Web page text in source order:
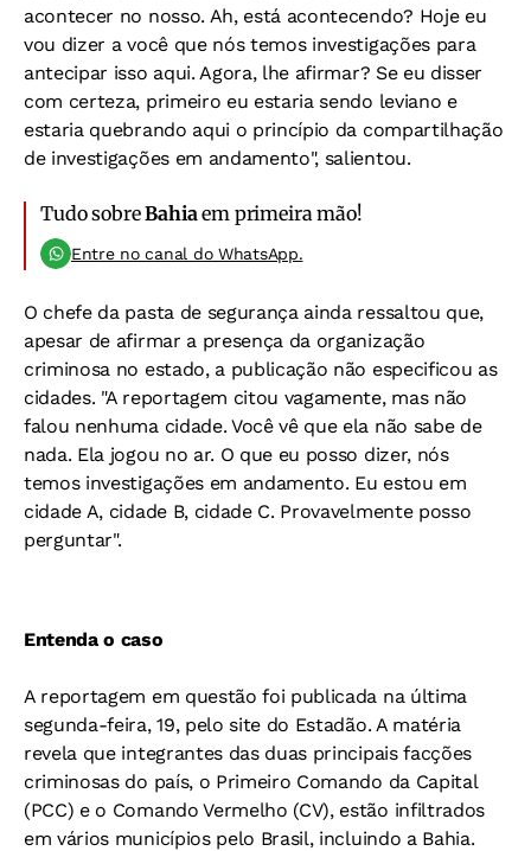
acontecer no nosso. Ah, está acontecendo? Hoje eu
vou dizer a você que nós temos investigações para
antecipar isso aqui. Agora, lhe afirmar? Se eu disser
com certeza, primeiro eu estaria sendo leviano e
estaria quebrando aqui o princípio da compartilhação
de investigações em andamento", salientou.
Tudo sobreBahia em primeira mão!
Entre no canal do WhatsApp.
O chefe da pasta de segurança ainda ressaltou que,
apesar de afirmar a presença da organização
criminosa no estado, a publicação não especificou as
cidades. "A reportagem citou vagamente, mas não
falou nenhuma cidade. Você vê que ela não sabe de
nada. Ela jogou no ar. O que eu posso dizer, nós
temos investigações em andamento. Eu estou em
cidade A, cidade B, cidade C. Provavelmente posso
perguntar".
Entenda o caso
A reportagem em questão foi publicada na última
segunda-feira, 19, pelo site do Estadão. A matéria
revela que integrantes das duas principais facções
criminosas do país, o Primeiro Comando da Capital
(PCC) e o Comando Vermelho (CV), estão infiltrados
em vários municípios pelo Brasil, incluindo a Bahia.